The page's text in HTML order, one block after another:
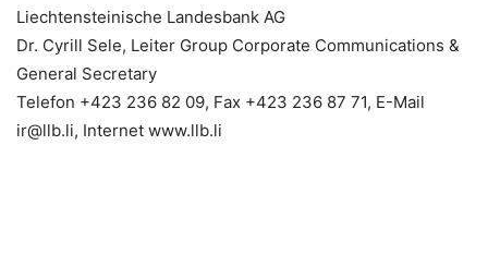
Liechtensteinische Landesbank AG
Dr. Cyrill Sele, Leiter Group Corporate Communications &
General Secretary
Telefon +423 236 82 09, Fax +423 236 87 71, E-Mail
ir@llb.li, Internet www.llb.li